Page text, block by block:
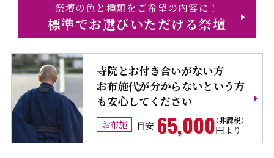
祭壇の色と種類をご希望の内容に！
標準でお選びいただける祭壇
寺院とお付き合いがない方
お布施代が分からないという方
も安心してください
お布施 目安 65,000円より